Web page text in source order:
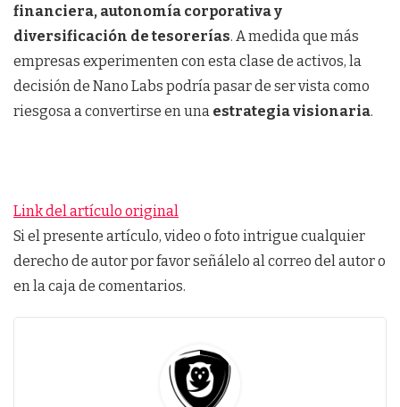
financiera, autonomía corporativa y
diversificación de tesorerías. A medida que más
empresas experimenten con esta clase de activos, la
decisión de Nano Labs podría pasar de ser vista como
riesgosa a convertirse en una estrategia visionaria.
Link del artículo original
Si el presente artículo, video o foto intrigue cualquier
derecho de autor por favor señálelo al correo del autor o
en la caja de comentarios.